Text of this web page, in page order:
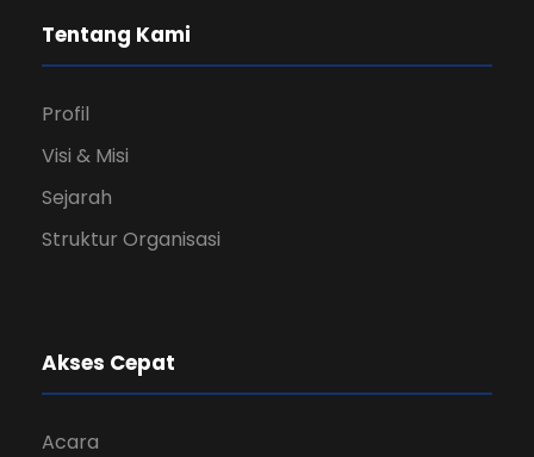
Tentang Kami
Profil
Visi & Misi
Sejarah
Struktur Organisasi
Akses Cepat
Acara